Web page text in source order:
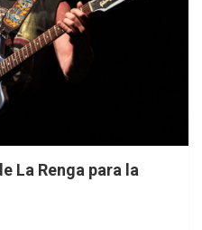
La Renga para la